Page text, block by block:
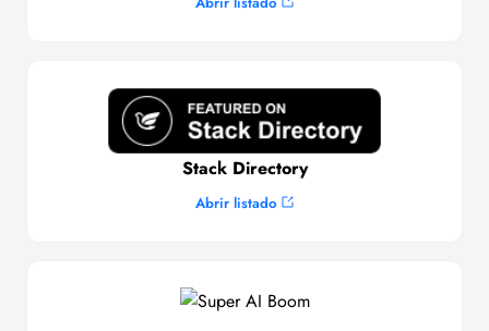
Stack Directory
Abrir listado